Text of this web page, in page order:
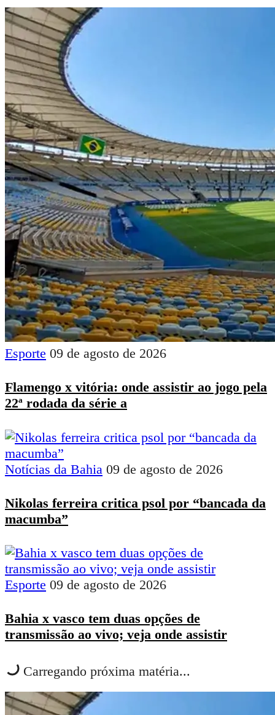
Esporte 09 de agosto de 2026
Flamengo x vitória: onde assistir ao jogo pela
22ª rodada da série a
Notícias da Bahia 09 de agosto de 2026
Nikolas ferreira critica psol por “bancada da
macumba”
Esporte 09 de agosto de 2026
Bahia x vasco tem duas opções de
transmissão ao vivo; veja onde assistir
Carregando próxima matéria...